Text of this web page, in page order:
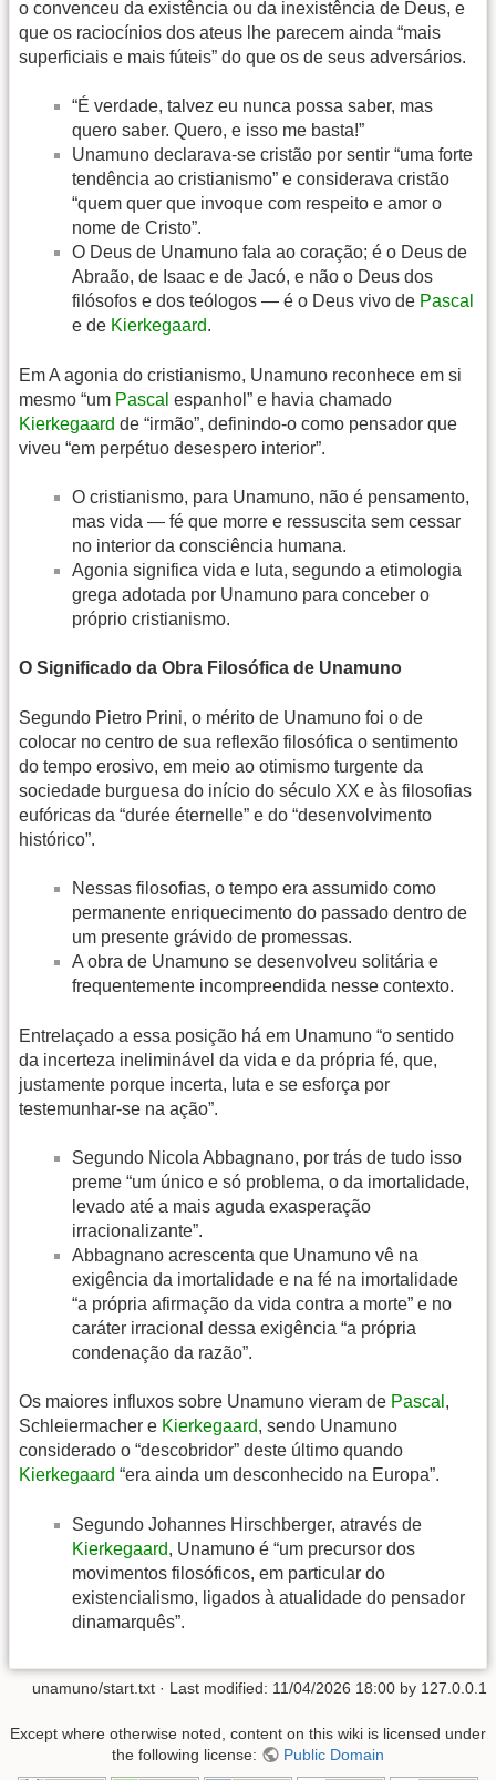
o convenceu da existência ou da inexistência de Deus, e
que os raciocínios dos ateus lhe parecem ainda “mais
superficiais e mais fúteis” do que os de seus adversários.
“É verdade, talvez eu nunca possa saber, mas
quero saber. Quero, e isso me basta!”
Unamuno declarava-se cristão por sentir “uma forte
tendência ao cristianismo” e considerava cristão
“quem quer que invoque com respeito e amor o
nome de Cristo”.
O Deus de Unamuno fala ao coração; é o Deus de
Abraão, de Isaac e de Jacó, e não o Deus dos
filósofos e dos teólogos — é o Deus vivo de Pascal
e de Kierkegaard.
Em A agonia do cristianismo, Unamuno reconhece em si
mesmo “um Pascal espanhol” e havia chamado
Kierkegaard de “irmão”, definindo-o como pensador que
viveu “em perpétuo desespero interior”.
O cristianismo, para Unamuno, não é pensamento,
mas vida — fé que morre e ressuscita sem cessar
no interior da consciência humana.
Agonia significa vida e luta, segundo a etimologia
grega adotada por Unamuno para conceber o
próprio cristianismo.
O Significado da Obra Filosófica de Unamuno
Segundo Pietro Prini, o mérito de Unamuno foi o de
colocar no centro de sua reflexão filosófica o sentimento
do tempo erosivo, em meio ao otimismo turgente da
sociedade burguesa do início do século XX e às filosofias
eufóricas da “durée éternelle” e do “desenvolvimento
histórico”.
Nessas filosofias, o tempo era assumido como
permanente enriquecimento do passado dentro de
um presente grávido de promessas.
A obra de Unamuno se desenvolveu solitária e
frequentemente incompreendida nesse contexto.
Entrelaçado a essa posição há em Unamuno “o sentido
da incerteza ineliminável da vida e da própria fé, que,
justamente porque incerta, luta e se esforça por
testemunhar-se na ação”.
Segundo Nicola Abbagnano, por trás de tudo isso
preme “um único e só problema, o da imortalidade,
levado até a mais aguda exasperação
irracionalizante”.
Abbagnano acrescenta que Unamuno vê na
exigência da imortalidade e na fé na imortalidade
“a própria afirmação da vida contra a morte” e no
caráter irracional dessa exigência “a própria
condenação da razão”.
Os maiores influxos sobre Unamuno vieram de Pascal ,
Schleiermacher e Kierkegaard, sendo Unamuno
considerado o “descobridor” deste último quando
Kierkegaard “era ainda um desconhecido na Europa”.
Segundo Johannes Hirschberger, através de
Kierkegaard, Unamuno é “um precursor dos
movimentos filosóficos, em particular do
existencialismo, ligados à atualidade do pensador
dinamarquês”.
unamuno/start.txt · Last modified: 11/04/2026 18:00 by 127.0.0.1
Except where otherwise noted, content on this wiki is licensed under
the following license:
Public Domain